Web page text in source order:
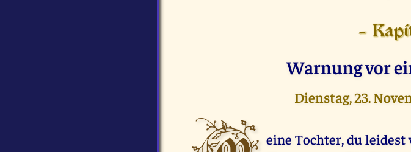
-
Warnung vor
Dienstag, 23.
eine Tochter, du